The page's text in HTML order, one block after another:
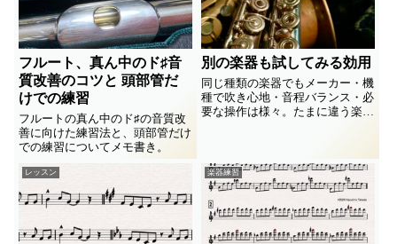
フルート、真ん中のド♯音
質改善のコツと 頭部管だ
けでの練習
フルートの真ん中のド♯の音質改
善に向けた練習法と、頭部管だけ
での練習についてメモ書き。
別の楽器も試してみる効用
同じ種類の楽器でもメーカー・機
種で吹き心地・音程バランス・必
要な操作は様々。たまに違う楽器
いつかなかった操作や聞いたこと
の無い音色を体験できるかもよっ
て話です。
レッスン 楽器練習